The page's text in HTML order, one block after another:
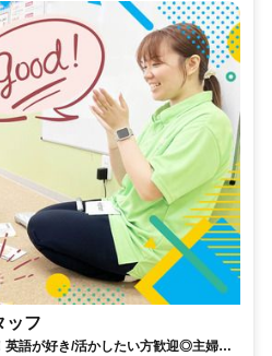
ッフ
英語が好き/活かしたい方歓迎◎主婦